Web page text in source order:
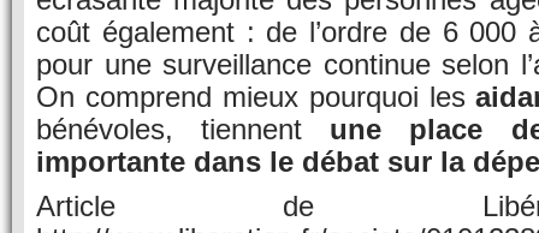
coût également : de l’ordre de 6 000
pour une surveillance continue selon
On comprend mieux pourquoi les
bénévoles, tiennent une place
importante dans le débat sur la
Article de